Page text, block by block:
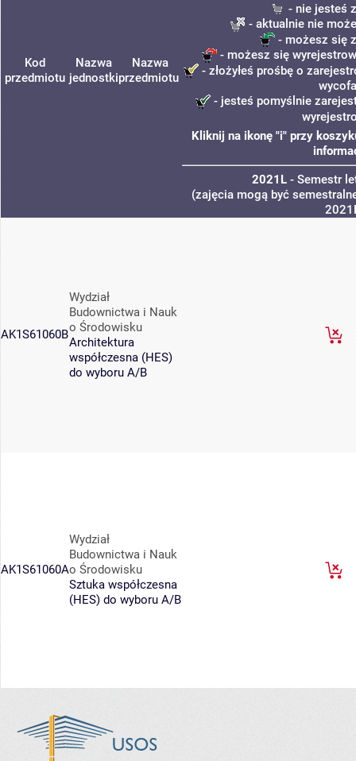
Kod
przedmiotu
Nazwa
jednostki
Nazwa
przedmiotu
- nie jesteś
- aktualnie nie
- możesz się
- możesz się
- złożyłeś prośbę o
- jesteś pomyślnie
Kliknij na ikonę "i" przy
2021L - Semestr
(zajęcia mogą być
AK1S61060B
Wydział
Budownictwa i Nauk
o Środowisku
Architektura
współczesna (HES)
do wyboru A/B
AK1S61060A
Wydział
Budownictwa i Nauk
o Środowisku
Sztuka współczesna
(HES) do wyboru A/B